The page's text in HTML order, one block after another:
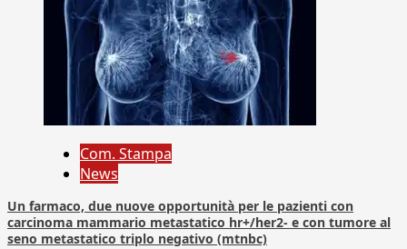
Com. Stampa
News
Un farmaco, due nuove opportunità per le pazienti con
carcinoma mammario metastatico hr+/her2- e con tumore al
seno metastatico triplo negativo (mtnbc)